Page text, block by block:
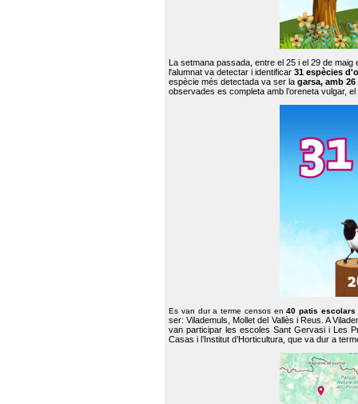
La setmana passada, entre el 25 i el 29 de
l'alumnat va detectar i identificar 31 espècies
espècie més detectada va ser la garsa, amb
observades es completa amb l’oreneta vulgar,
Es van dur a terme censos en40 patis escolars
ser: Vilademuls, Mollet del Vallès i Reus. A
van participar les escoles Sant Gervasi i Les
Casas i l’Institut d’Horticultura, que va dur a